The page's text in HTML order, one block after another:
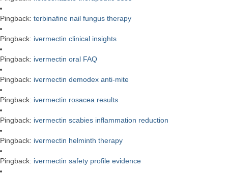
Pingback: terbinafine nail fungus therapy
Pingback: ivermectin clinical insights
Pingback: ivermectin oral FAQ
Pingback: ivermectin demodex anti‑mite
Pingback: ivermectin rosacea results
Pingback: ivermectin scabies inflammation reduction
Pingback: ivermectin helminth therapy
Pingback: ivermectin safety profile evidence